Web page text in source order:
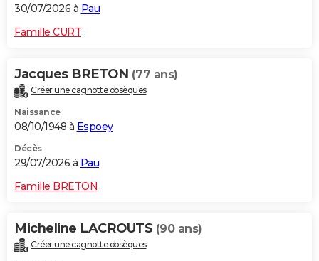
Carte de Noël
Carte Bonne année
Carte Saint-Valentin
Carte Pâques
Carte d'anniversaire
DICTIONNAIRE
Dictionnaire
Biographies
Citations
Expressions
Proverbes
PROGRAMME TV
S'inscrire
Se connecter
Lycées
Collèges
Primaires
Universités
Entreprises
Service militaire
Avis de recherche
AVIS DE DÉCÈS
FORUM
Bricolage
Lifestyle
Culture
Sport
Auto
Television
Voyage
Cinema
30/07/2026 à Pau
Famille CURT
Jacques BRETON (77 ans)
Créer une cagnotte obsèques
Naissance
08/10/1948 à Espoey
Décès
29/07/2026 à Pau
Famille BRETON
Micheline LACROUTS (90 ans)
Créer une cagnotte obsèques